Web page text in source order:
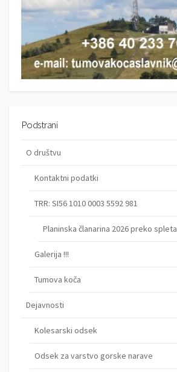
Podstrani
O društvu
Kontaktni podatki
TRR: SI56 1010 0003 5592 981
Planinska članarina 2026 preko spleta
Galerija !!!
Tumova koča
Dejavnosti
Kolesarski odsek
Odsek za varstvo gorske narave